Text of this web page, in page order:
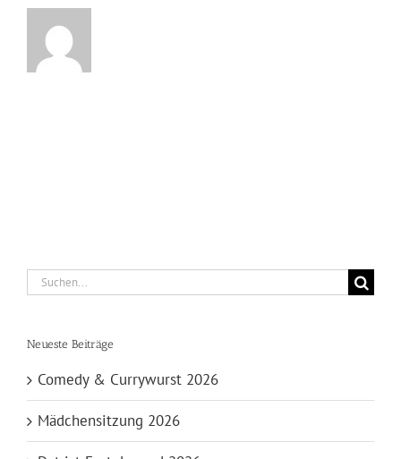
Suche
nach:
Neueste Beiträge
Comedy & Currywurst 2026
Mädchensitzung 2026